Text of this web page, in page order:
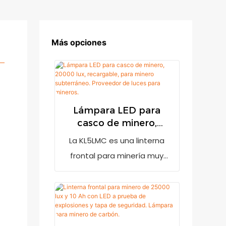
Más opciones
Lámpara LED para
casco de minero,
20000 lux, recargable,
subterráneo.
para mineros.
La KL5LMC es una linterna
frontal para minería muy
20000 lux. Cuenta con un
indicador de batería baja
para recordar al usuario que